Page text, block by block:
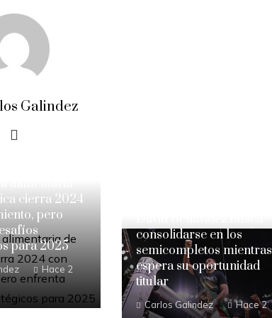
Galindez
cierra 2024
pero
para 2025
Hace 2
consolidarse en los
semicompletos mientras
espera su oportunidad
titular
Carlos Galindez
Hace 2